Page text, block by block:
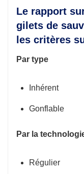
Le rapport
gilets de
les critères
Par type
Inhérent
Gonflable
Par la
Régulier